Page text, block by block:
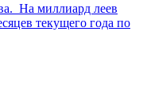
На миллиард леев
текущего года по